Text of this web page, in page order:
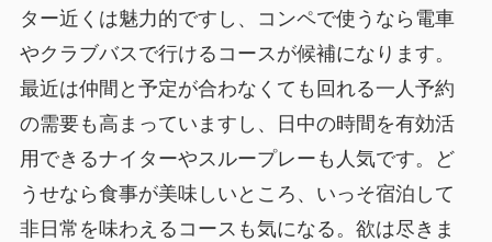
ター近くは魅力的ですし、コンペで使うなら電車
やクラブバスで行けるコースが候補になります。
最近は仲間と予定が合わなくても回れる一人予約
の需要も高まっていますし、日中の時間を有効活
用できるナイターやスループレーも人気です。ど
うせなら食事が美味しいところ、いっそ宿泊して
非日常を味わえるコースも気になる。欲は尽きま